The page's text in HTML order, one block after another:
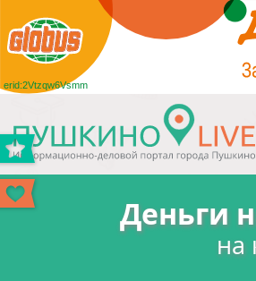
erid:2Vtzqw6Vsmm
Деньги
на